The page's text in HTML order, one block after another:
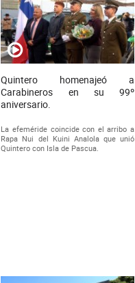
Quintero homenajeó a
Carabineros en su 99º
aniversario.
La efeméride coincide con el arribo a
Rapa Nui del Kuini Analola que unió
Quintero con Isla de Pascua.